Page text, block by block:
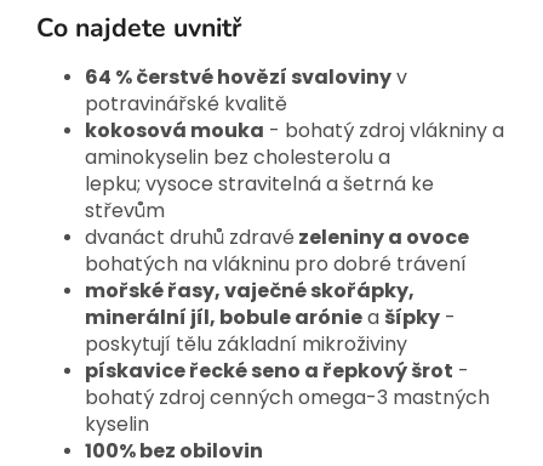
Co najdete uvnitř
64 % čerstvé hovězí svalovinyv
potravinářské kvalitě
kokosová mouka - bohatý zdroj vlákniny a
aminokyselin bez cholesterolu a
lepku; vysoce stravitelná a šetrná ke
střevům
dvanáct druhů zdravé zeleniny a ovoce
bohatých na vlákninu pro dobré trávení
mořské řasy, vaječné skořápky,
minerální jíl, bobule aróniea šípky -
poskytují tělu základní mikroživiny
pískavice řecké seno a řepkový šrot -
bohatý zdroj cenných omega-3 mastných
kyselin
100% bez obilovin